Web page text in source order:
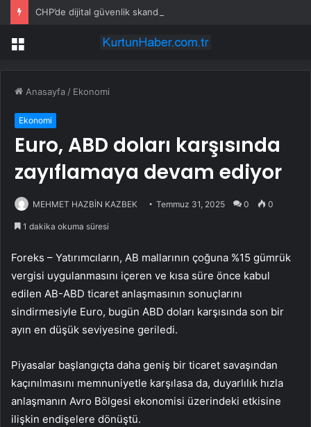
Menü
Anasayfa / Ekonomi
Ekonomi
Euro, ABD doları karşısında
zayıflamaya devam ediyor
MEHMET HAZBİN KAZBEK Temmuz 31, 2025 0 0
1 dakika okuma süresi
Foreks – Yatırımcıların, AB mallarının çoğuna %15 gümrük
vergisi uygulanmasını içeren ve kısa süre önce kabul
edilen AB-ABD ticaret anlaşmasının sonuçlarını
sindirmesiyle Euro, bugün ABD doları karşısında son bir
ayın en düşük seviyesine geriledi.
Piyasalar başlangıçta daha geniş bir ticaret savaşından
kaçınılmasını memnuniyetle karşılasa da, duyarlılık hızla
anlaşmanın Avro Bölgesi ekonomisi üzerindeki etkisine
ilişkin endişelere dönüştü.